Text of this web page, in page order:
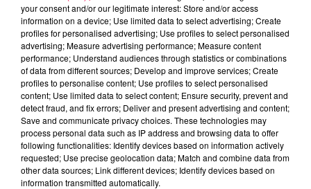
Gusttavo Lima, de son vrai nom Nivaldo Batista Lima,
naît le 3 septembre 1989 à Presidente Olegário, dans
l'État de Minas Gerais au Brésil. Fils d'un tractoriste,
dans une famille de sept enfants, il découvre la
musique à cinq ans. Et dès l'âge de huit ans , OUI 8 ANS
!, il quitte la maison familiale pour tenter sa chance
comme chanteur de sertanejo, la musique country
brésilienne, afin d'améliorer les conditions de vie des
siens. À neuf ans, il est déjà soliste dans une chorale et
se produit dans des bars. On a connu des enfances
plus insouciantes.
your consent and/or our legitimate interest: Store and/or access
information on a device; Use limited data to select advertising; Create
profiles for personalised advertising; Use profiles to select personalised
advertising; Measure advertising performance; Measure content
performance; Understand audiences through statistics or combinations
of data from different sources; Develop and improve services; Create
profiles to personalise content; Use profiles to select personalised
content; Use limited data to select content; Ensure security, prevent and
detect fraud, and fix errors; Deliver and present advertising and content;
Save and communicate privacy choices. These technologies may
process personal data such as IP address and browsing data to offer
following functionalities: Identify devices based on information actively
requested; Use precise geolocation data; Match and combine data from
other data sources; Link different devices; Identify devices based on
information transmitted automatically.